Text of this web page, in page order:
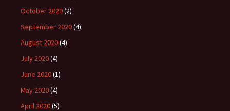
October 2020(2)
September 2020(4)
August 2020(4)
July 2020(4)
June 2020(1)
May 2020(4)
April 2020(5)